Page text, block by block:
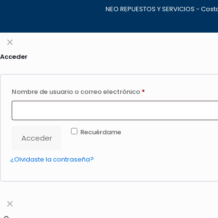
NEO REPUESTOS Y SERVICIOS -
✕
Acceder
Nombre de usuario o correo electrónico *
Recuérdame
Acceder
¿Olvidaste la contraseña?
✕